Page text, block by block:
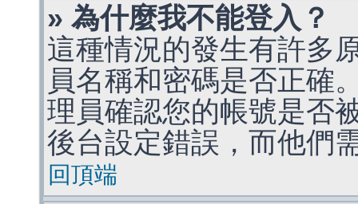
» 為什麼我不能登入？
這種情況的發生有許多
員名稱和密碼是否正確
理員確認您的帳號是否
後台設定錯誤，而他們
回頂端